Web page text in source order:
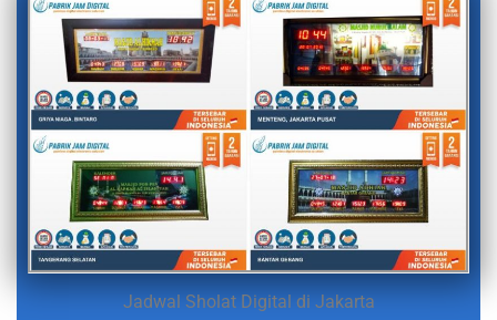
Jadwal Sholat Digital di Jakarta